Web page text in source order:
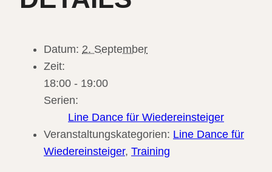
Datum: 2. September
Zeit:
18:00 - 19:00
Serien:
Line Dance für Wiedereinsteiger
Veranstaltungskategorien: Line Dance für
Wiedereinsteiger, Training